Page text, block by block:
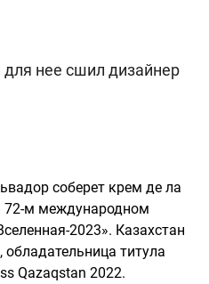
нее сшил дизайнер
соберет крем де ла
72-м международном
2023». Казахстан
титула
Qazaqstan 2022.